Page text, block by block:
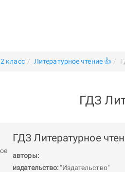
2 класс Литературное чтение 👍
ГДЗ
ГДЗ Литературное
авторы:
издательство: "Издательство"